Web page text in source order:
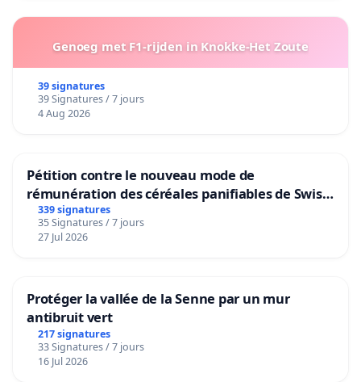
Genoeg met F1-rijden in Knokke-Het Zoute
39 signatures
39 Signatures / 7 jours
4 Aug 2026
Pétition contre le nouveau mode de
rémunération des céréales panifiables de Swiss
granum basé sur la teneur en protéines
339 signatures
35 Signatures / 7 jours
27 Jul 2026
Protéger la vallée de la Senne par un mur
antibruit vert
217 signatures
33 Signatures / 7 jours
16 Jul 2026